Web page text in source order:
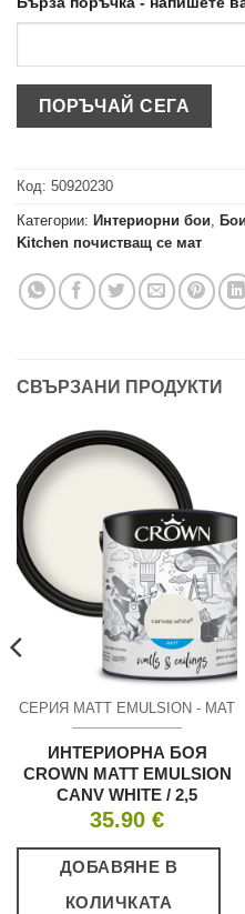
Код: 50920230
Категории: Интериорни бои
Kitchen почистващ се мат
СВЪРЗАНИ ПРОДУКТИ
СЕРИЯ MATT EMULSION - МАТ
ИНТЕРИОРНА БОЯ
CROWN MATT EMULSION
CANV WHITE / 2,5
35.90 €
ДОБАВЯНЕ В
КОЛИЧКАТА